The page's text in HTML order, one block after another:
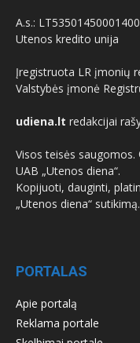
A.s.:
Utenos kredito unija
Įregistruota LR įmonių
Valstybės įmonė
udiena.lt redakcijai
Visos teisės
UAB „Utenos diena“.
Kopijuoti, dauginti,
„Utenos diena“ sutikimą.
PORTALAS
Apie portalą
Reklama portale